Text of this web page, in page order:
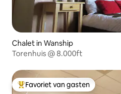
Chalet in Wanship
Torenhuis @ 8.000ft
Topfavoriet van gasten
Favoriet van gasten